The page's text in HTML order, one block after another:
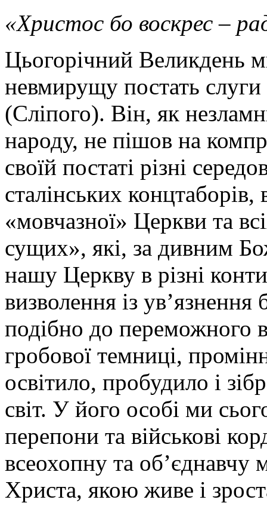
«Христос бо воскрес –
Цьогорічний Великдень
невмирущу постать
(Сліпого). Він, як
народу, не пішов на
своїй постаті різні
сталінських концтаборів,
«мовчазної» Церкви та
сущих», які, за дивним
нашу Церкву в різні
визволення із ув’язнення
подібно до переможного
гробової темниці,
освітило, пробудило і
світ. У його особі ми
перепони та військові
всеохопну та об’єднавчу
Христа, якою живе і